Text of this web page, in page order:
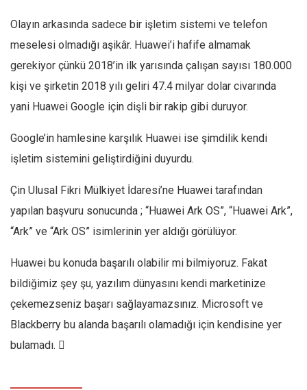
Olayın arkasında sadece bir işletim sistemi ve telefon
meselesi olmadığı aşikâr. Huawei’i hafife almamak
gerekiyor çünkü 2018’in ilk yarısında çalışan sayısı 180.000
kişi ve şirketin 2018 yılı geliri 47.4 milyar dolar civarında
yani Huawei Google için dişli bir rakip gibi duruyor.
Google’in hamlesine karşılık Huawei ise şimdilik kendi
işletim sistemini geliştirdiğini duyurdu.
Çin Ulusal Fikri Mülkiyet İdaresi’ne Huawei tarafından
yapılan başvuru sonucunda ; “Huawei Ark OS”, “Huawei Ark”,
“Ark” ve “Ark OS” isimlerinin yer aldığı görülüyor.
Huawei bu konuda başarılı olabilir mi bilmiyoruz. Fakat
bildiğimiz şey şu, yazılım dünyasını kendi marketinize
çekemezseniz başarı sağlayamazsınız. Microsoft ve
Blackberry bu alanda başarılı olamadığı için kendisine yer
bulamadı. 